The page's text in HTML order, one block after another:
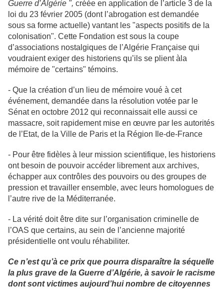
Guerre d’Algérie ", créée en application de l’article 3 de la
loi du 23 février 2005 (dont l’abrogation est demandée
sous sa forme actuelle) vantant les "aspects positifs de la
colonisation". Cette Fondation est sous la coupe
d’associations nostalgiques de l’Algérie Française qui
voudraient exiger des historiens qu’ils se plient àla
mémoire de "certains" témoins.
- Que la création d’un lieu de mémoire voué à cet
événement, demandée dans la résolution votée par le
Sénat en octobre 2012 qui reconnaissait elle aussi ce
massacre, soit rapidement mise en œuvre par les autorités
de l’Etat, de la Ville de Paris et la Région Ile-de-France
- Pour être fidèles à leur mission scientifique, les historiens
ont besoin de pouvoir accéder librement aux archives,
échapper aux contrôles des pouvoirs ou des groupes de
pression et travailler ensemble, avec leurs homologues de
l’autre rive de la Méditerranée.
- La vérité doit être dite sur l’organisation criminelle de
l’OAS que certains, au sein de l’ancienne majorité
présidentielle ont voulu réhabiliter.
Ce n’est qu’à ce prix que pourra disparaître la séquelle
la plus grave de la Guerre d’Algérie, à savoir le racisme
dont sont victimes aujourd’hui nombre de citoyennes